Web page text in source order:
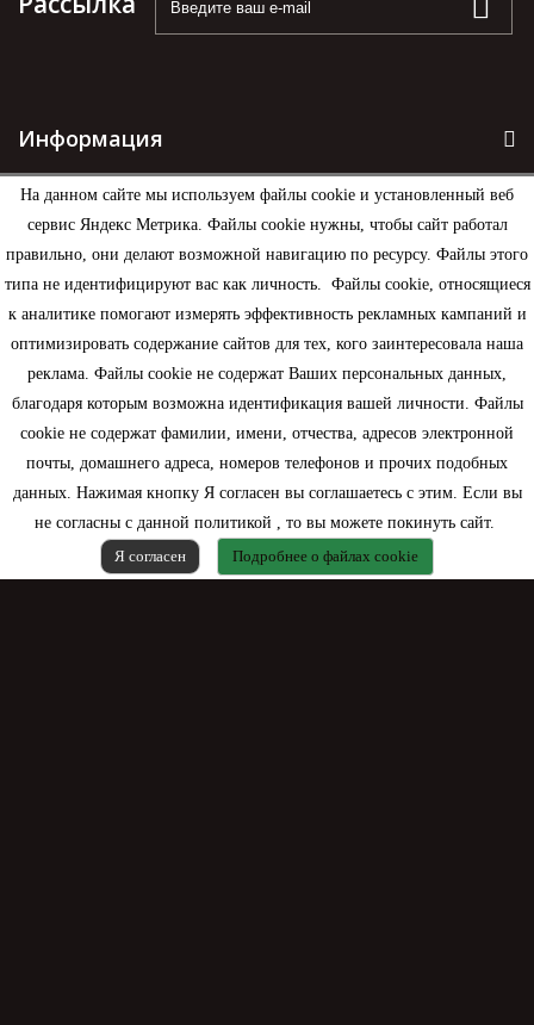
На данном сайте мы используем файлы cookie и установленный веб
сервис Яндекс Метрика. Файлы cookie нужны, чтобы сайт работал
правильно, они делают возможной навигацию по ресурсу. Файлы этого
типа не идентифицируют вас как личность. Файлы cookie, относящиеся
к аналитике помогают измерять эффективность рекламных кампаний и
оптимизировать содержание сайтов для тех, кого заинтересовала наша
реклама. Файлы cookie не содержат Ваших персональных данных,
благодаря которым возможна идентификация вашей личности. Файлы
cookie не содержат фамилии, имени, отчества, адресов электронной
почты, домашнего адреса, номеров телефонов и прочих подобных
данных. Нажимая кнопку Я согласен вы соглашаетесь с этим. Если вы
не согласны с данной политикой , то вы можете покинуть сайт.
Я согласен
Подробнее о файлах cookie
Информация
Моя учетная запись
Контактная информация